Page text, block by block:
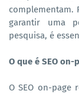
complementam.
garantir uma
pesquisa, é
O que é SEO on-
O SEO on-page